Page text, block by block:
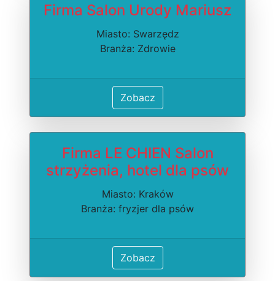
Firma Salon Urody Mariusz
Miasto: Swarzędz
Branża: Zdrowie
Zobacz
Firma LE CHIEN Salon
strzyżenia, hotel dla psów
Miasto: Kraków
Branża: fryzjer dla psów
Zobacz